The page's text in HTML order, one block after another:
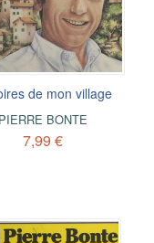
de mon village
PIERRE BONTE
7,99 €